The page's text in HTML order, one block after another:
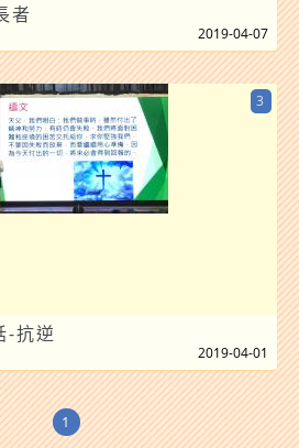
者
2019-04-07
-抗逆
3
2019-04-01
1